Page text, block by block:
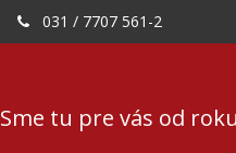
Sme tu pre vás od
031 / 7707 561-2